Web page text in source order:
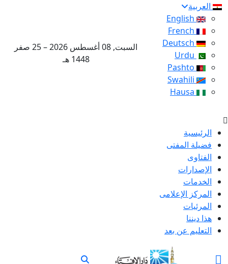
العربية
السبت, 08 أغسطس 2026 – 25 صفر
1448 هـ
الرئيسية
فضيلة المفتى
الفتاوى
الإصدارات
الخدمات
المركز الإعلامى
المرئيات
هذا ديننا
التعليم عن بعد